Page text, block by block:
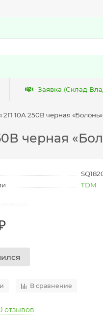
Заявка (Склад
10А 250В черная
черная
TDM
В сравнение
отзывов